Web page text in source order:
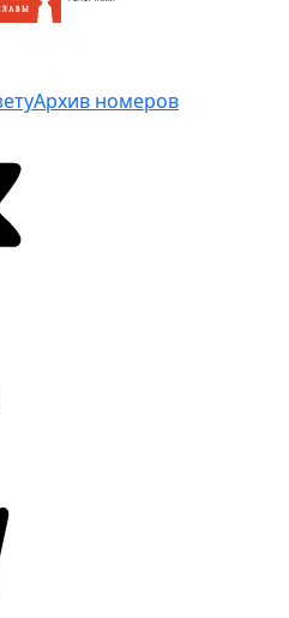
Архив номеров